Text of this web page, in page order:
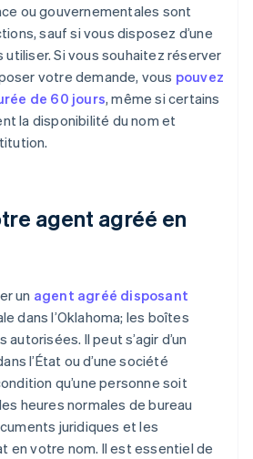
ou gouvernementales sont
sauf si vous disposez d’une
Si vous souhaitez réserver
votre demande, vous pouvez
de 60 jours, même si certains
la disponibilité du nom et
agent agréé en
un agent agréé disposant
dans l’Oklahoma; les boîtes
Il peut s’agir d’un
l’État ou d’une société
qu’une personne soit
heures normales de bureau
juridiques et les
en votre nom. Il est essentiel de